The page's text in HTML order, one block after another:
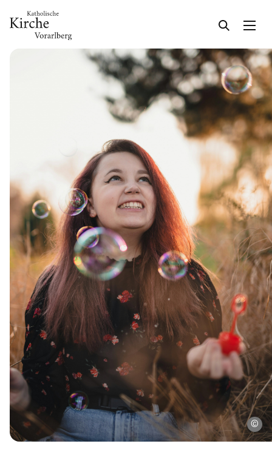
Gesellschaft & Kultur
Das Kirchenjahr im Überblick Aktionen
Kirche & Ich
Aktuelles
Kalender